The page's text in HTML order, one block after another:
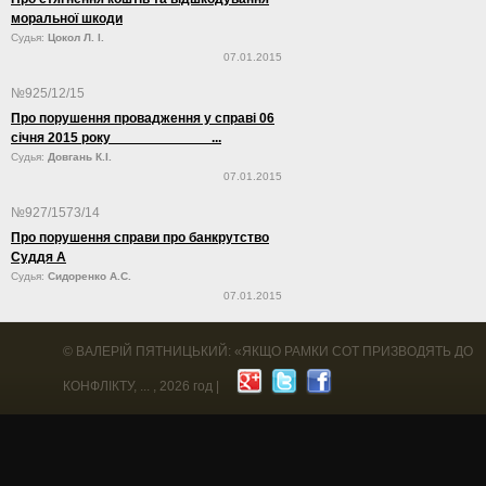
моральної шкоди
Судья: Цокол Л. І.
07.01.2015
№925/12/15
Про порушення провадження у справі 06
січня 2015 року ...
Судья: Довгань К.І.
07.01.2015
№927/1573/14
Про порушення справи про банкрутство
Суддя А
Судья: Сидоренко А.С.
07.01.2015
© ВАЛЕРІЙ ПЯТНИЦЬКИЙ: «ЯКЩО РАМКИ СОТ ПРИЗВОДЯТЬ ДО
КОНФЛІКТУ, ... , 2026 год |